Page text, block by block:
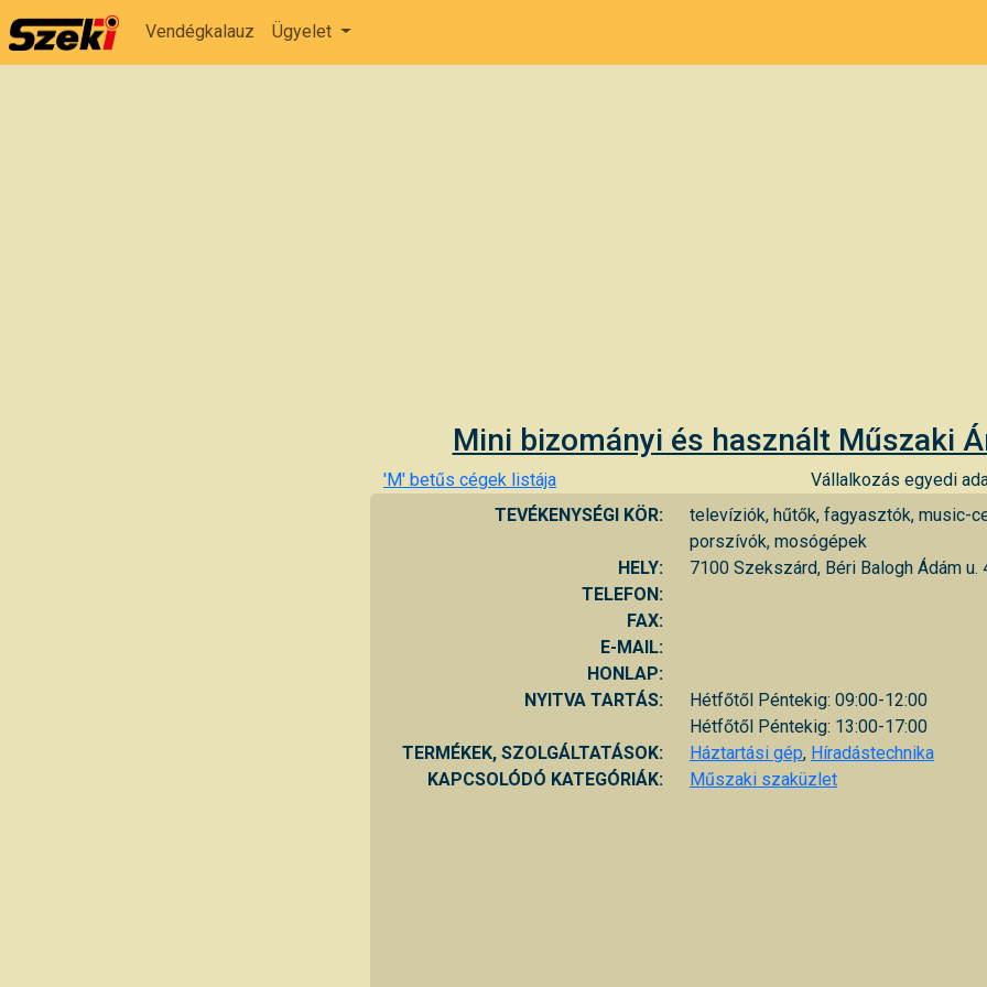
Vendégkalauz Ügyelet
Mini bizományi és használt Műszaki
'M' betűs cégek listája
Vállalkozás egyedi
TEVÉKENYSÉGI KÖR:
televíziók, hűtők, fagyasztók, music-
porszívók, mosógépek
HELY:
7100 Szekszárd, Béri Balogh Ádám u.
TELEFON:
FAX:
E-MAIL:
HONLAP:
NYITVA TARTÁS:
Hétfőtől Péntekig: 09:00-12:00
Hétfőtől Péntekig: 13:00-17:00
TERMÉKEK, SZOLGÁLTATÁSOK:
Háztartási gép, Híradástechnika
KAPCSOLÓDÓ KATEGÓRIÁK:
Műszaki szaküzlet